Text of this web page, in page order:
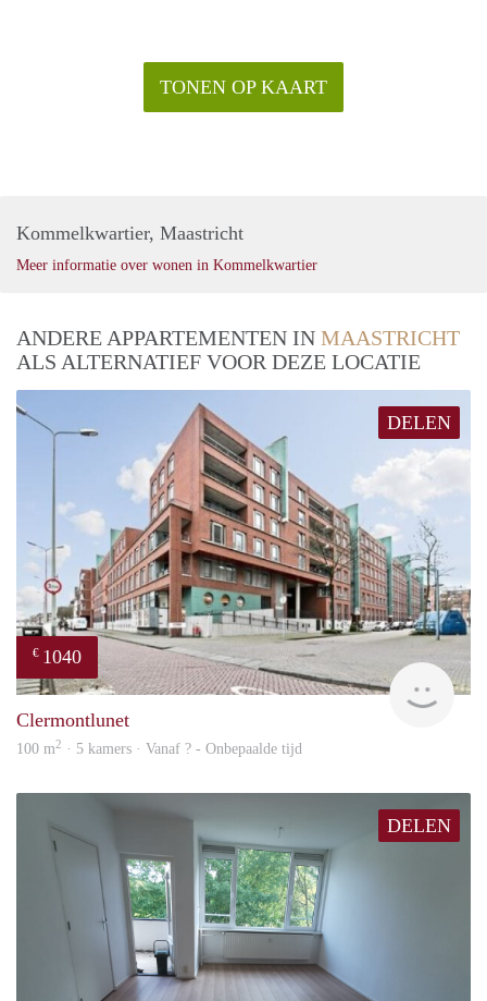
TONEN OP KAART
Kommelkwartier, Maastricht
Meer informatie over wonen in Kommelkwartier
ANDERE APPARTEMENTEN IN MAASTRICHT
ALS ALTERNATIEF VOOR DEZE LOCATIE
DELEN
€ 1040
Clermontlunet
100 m2 · 5 kamers · Vanaf ? - Onbepaalde tijd
DELEN